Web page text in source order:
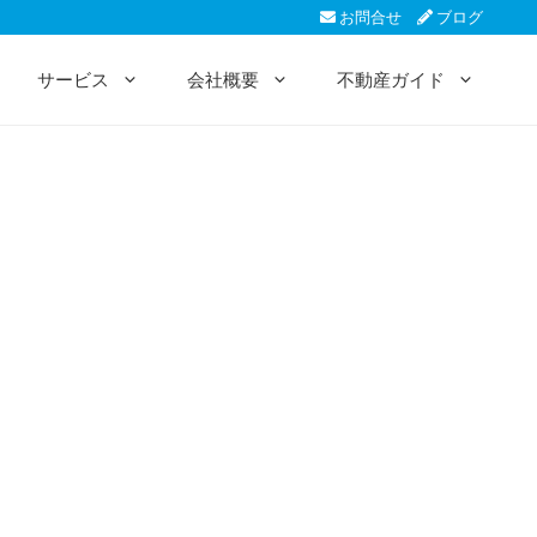
お問合せ ブログ
サービス 会社概要 不動産ガイド